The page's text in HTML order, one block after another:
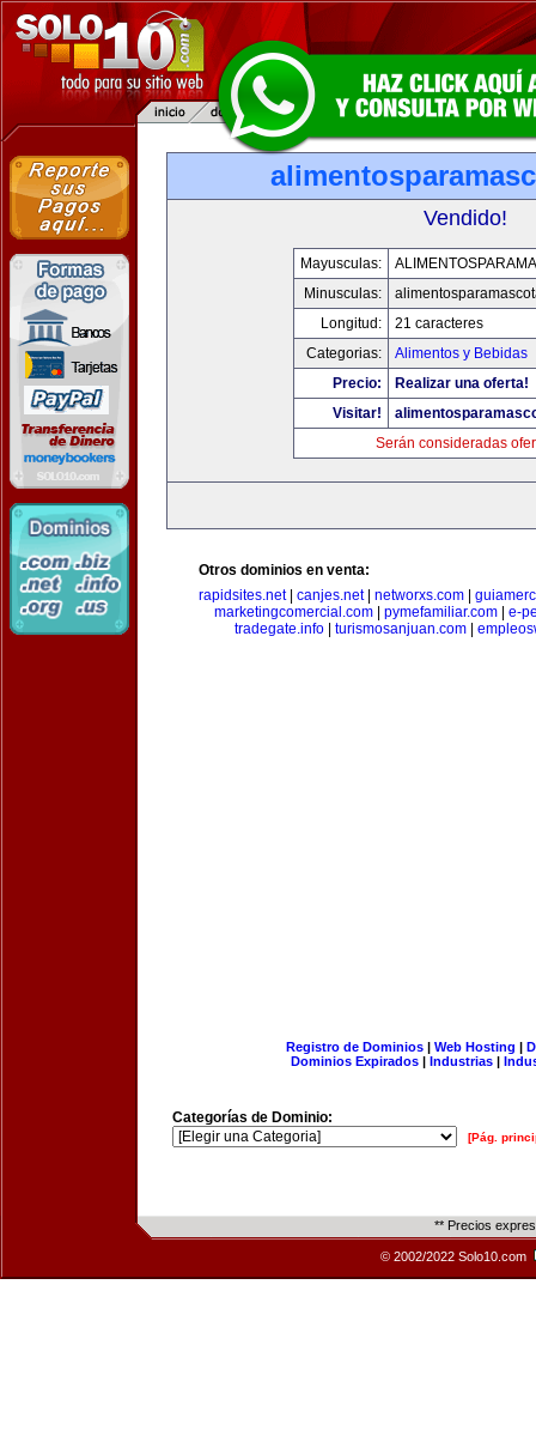
Vendido!
Mayusculas:
Minusculas:
Longitud:
21 caracteres
Categorias:
Alimentos y Bebidas
Precio:
Realizar una oferta!
Visitar!
Serán consideradas
Otros dominios en venta:
rapidsites.net| canjes.net| networxs.com
marketingcomercial.com| pymefamiliar.com| e-
tradegate.info| turismosanjuan.com|
Registro de Dominios| Web Hosting |
Dominios Expirados | Industrias |
Categorías de Dominio:
[Pág.
** Precios
© 2002/2022 Solo10.com